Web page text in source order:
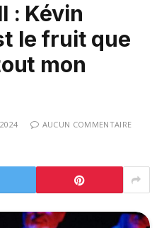
: Kévin
le fruit que
mon
AUCUN COMMENTAIRE